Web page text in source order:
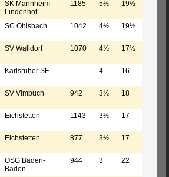
SK Mannheim-
Lindenhof
1185 5½ 19½
SC Ohlsbach 1042 4½ 19½
SV Walldorf 1070 4½ 17½
Karlsruher SF 4 16
SV Vimbuch 942 3½ 18
Eichstetten 1143 3½ 17
Eichstetten 877 3½ 17
OSG Baden-
Baden
944 3 22